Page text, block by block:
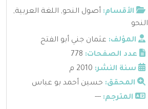
الأقسام: أصول النحو, اللغة العربية,
النحو
المؤلف: عثمان جني أبو الفتح
عدد الصفحات:
سنة النشر:
المحقق: حسين أحمد بو عباس
المترجم: ---